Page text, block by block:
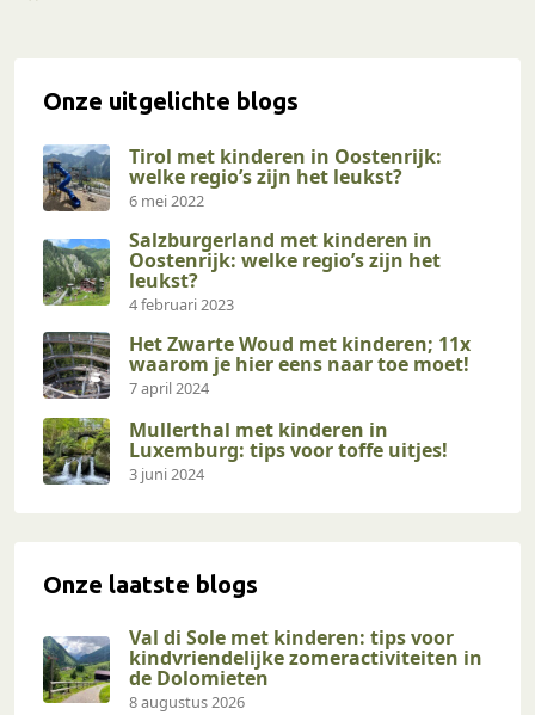
Onze uitgelichte blogs
Tirol met kinderen in Oostenrijk:
welke regio’s zijn het leukst?
6 mei 2022
Salzburgerland met kinderen in
Oostenrijk: welke regio’s zijn het
leukst?
4 februari 2023
Het Zwarte Woud met kinderen; 11x
waarom je hier eens naar toe moet!
7 april 2024
Mullerthal met kinderen in
Luxemburg: tips voor toffe uitjes!
3 juni 2024
Onze laatste blogs
Val di Sole met kinderen: tips voor
kindvriendelijke zomeractiviteiten in
de Dolomieten
8 augustus 2026